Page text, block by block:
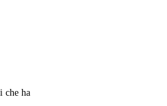
che ha